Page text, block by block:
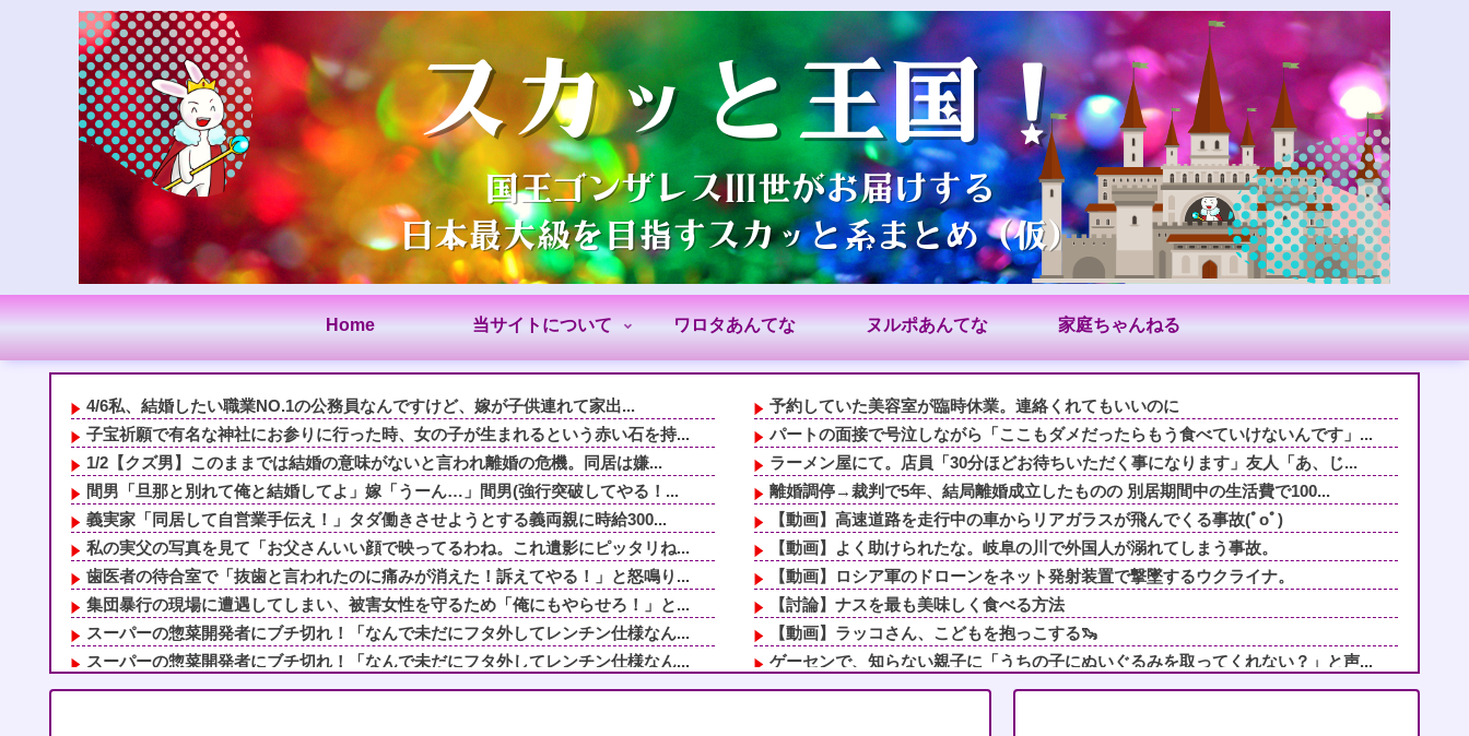
Home 当サイトについて ワロタあんてな ヌルポあんてな 家庭ちゃんねる
4/6私、結婚したい職業NO.1の公務員なんですけど、嫁が子供連れて家出...
子宝祈願で有名な神社にお参りに行った時、女の子が生まれるという赤い石を持...
1/2【クズ男】このままでは結婚の意味がないと言われ離婚の危機。同居は嫌...
間男「旦那と別れて俺と結婚してよ」嫁「うーん…」間男(強行突破してやる！...
義実家「同居して自営業手伝え！」タダ働きさせようとする義両親に時給300...
私の実父の写真を見て「お父さんいい顔で映ってるわね。これ遺影にピッタリね...
歯医者の待合室で「抜歯と言われたのに痛みが消えた！訴えてやる！」と怒鳴り...
集団暴行の現場に遭遇してしまい、被害女性を守るため「俺にもやらせろ！」と...
スーパーの惣菜開発者にブチ切れ！「なんで未だにフタ外してレンチン仕様なん...
スーパーの惣菜開発者にブチ切れ！「なんで未だにフタ外してレンチン仕様なん...
ラーメン屋にて。店員「30分ほどお待ちいただく事になります」友人「あ、じ...
予約していた美容室が臨時休業。連絡くれてもいいのに
パートの面接で号泣しながら「ここもダメだったらもう食べていけないんです」...
ラーメン屋にて。店員「30分ほどお待ちいただく事になります」友人「あ、じ...
離婚調停→裁判で5年、結局離婚成立したものの 別居期間中の生活費で100...
【動画】高速道路を走行中の車からリアガラスが飛んでくる事故(ﾟoﾟ)
【動画】よく助けられたな。岐阜の川で外国人が溺れてしまう事故。
【動画】ロシア軍のドローンをネット発射装置で撃墜するウクライナ。
【討論】ナスを最も美味しく食べる方法
【動画】ラッコさん、こどもを抱っこする🦦
ゲーセンで、知らない親子に「うちの子にぬいぐるみを取ってくれない？」と声...
姪っ子とクレープを買っていたら不審者と間違われ警察沙汰にｗ必死にかばって...